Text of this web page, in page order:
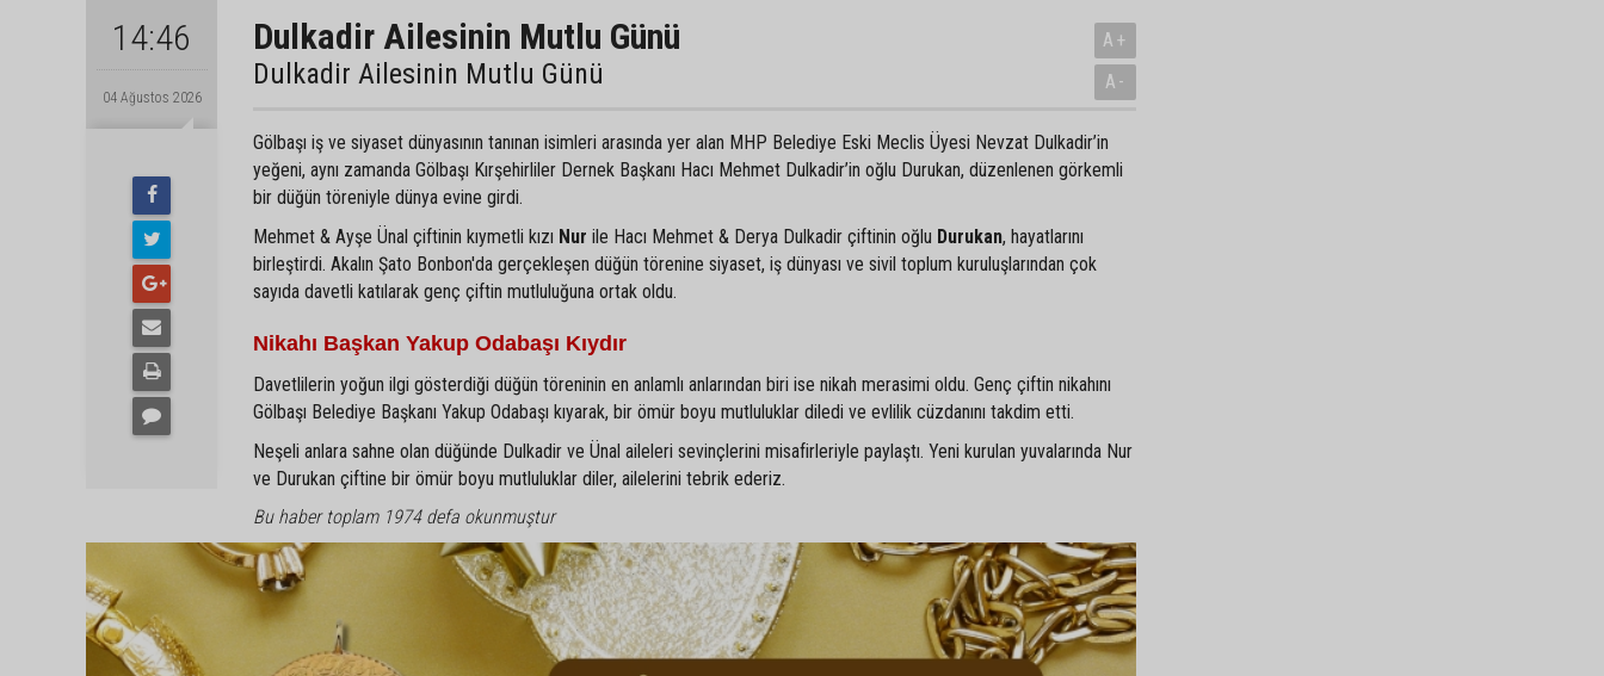
14:46
04 Ağustos 2026
Dulkadir Ailesinin Mutlu Günü
Dulkadir Ailesinin Mutlu Günü
A+
A-
Gölbaşı iş ve siyaset dünyasının tanınan isimleri arasında yer alan MHP Belediye Eski Meclis Üyesi Nevzat Dulkadir’in
yeğeni, aynı zamanda Gölbaşı Kırşehirliler Dernek Başkanı Hacı Mehmet Dulkadir’in oğlu Durukan, düzenlenen görkemli
bir düğün töreniyle dünya evine girdi.
Mehmet & Ayşe Ünal çiftinin kıymetli kızı Nur ile Hacı Mehmet & Derya Dulkadir çiftinin oğlu Durukan, hayatlarını
birleştirdi. Akalın Şato Bonbon'da gerçekleşen düğün törenine siyaset, iş dünyası ve sivil toplum kuruluşlarından çok
sayıda davetli katılarak genç çiftin mutluluğuna ortak oldu.
Nikahı Başkan Yakup Odabaşı Kıydır
Davetlilerin yoğun ilgi gösterdiği düğün töreninin en anlamlı anlarından biri ise nikah merasimi oldu. Genç çiftin nikahını
Gölbaşı Belediye Başkanı Yakup Odabaşı kıyarak, bir ömür boyu mutluluklar diledi ve evlilik cüzdanını takdim etti.
Neşeli anlara sahne olan düğünde Dulkadir ve Ünal aileleri sevinçlerini misafirleriyle paylaştı. Yeni kurulan yuvalarında Nur
ve Durukan çiftine bir ömür boyu mutluluklar diler, ailelerini tebrik ederiz.
Bu haber toplam 1974 defa okunmuştur